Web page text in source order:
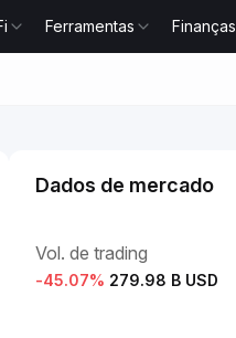
Ferramentas Finanças
Dados de mercado
Vol. de trading
-45.07% 279.98 B USD